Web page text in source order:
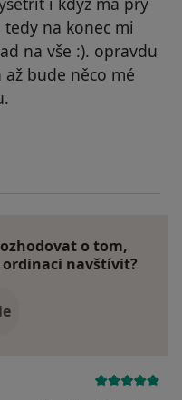
na konec mi
na vše :). opravdu
bude něco mé
účet byl odstraněn
o tom,
navštívit?